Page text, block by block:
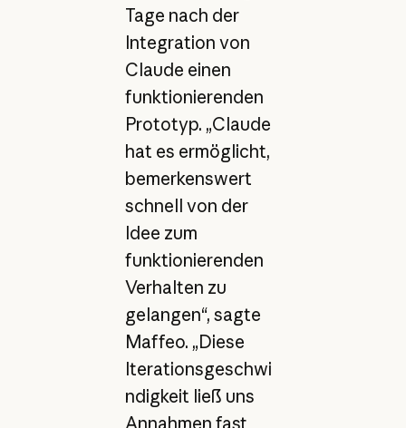
Tage nach der
Integration von
Claude einen
funktionierenden
Prototyp. „Claude
hat es ermöglicht,
bemerkenswert
schnell von der
Idee zum
funktionierenden
Verhalten zu
gelangen“, sagte
Maffeo. „Diese
Iterationsgeschwi
ndigkeit ließ uns
Annahmen fast